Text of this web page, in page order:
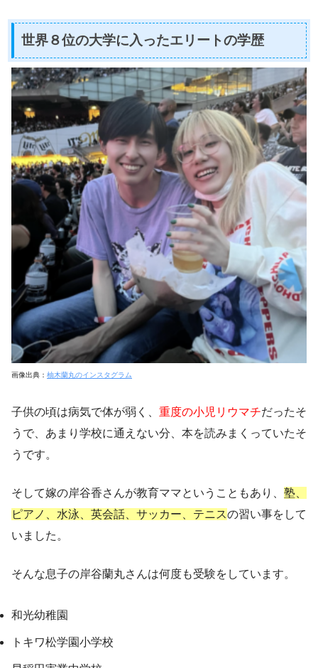
世界８位の大学に入ったエリートの学歴
画像出典： 柚木蘭丸のインスタグラム
子供の頃は病気で体が弱く、 重度の小児リウマチだったそ
うで、あまり学校に通えない分、本を読みまくっていたそ
うです。
そして嫁の岸谷香さんが教育ママということもあり、 塾、
ピアノ、水泳、英会話、サッカー、テニスの習い事をして
いました。
そんな息子の岸谷蘭丸さんは何度も受験をしています。
和光幼稚園
トキワ松学園小学校